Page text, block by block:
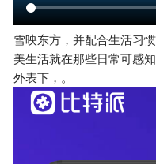
雪映东方，并配合生活习
美生活就在那些日常可感
外表下，。